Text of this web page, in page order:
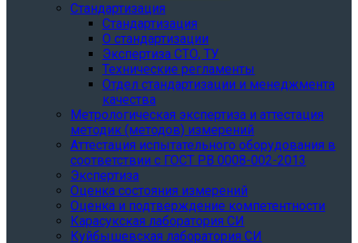
Стандартизация
Стандартизация
О стандартизации
Экспертиза СТО, ТУ
Технические регламенты
Отдел стандартизации и менеджмента
качества
Метрологическая экспертиза и аттестация
методик (методов) измерений
Аттестация испытательного оборудования в
соответствии с ГОСТ РВ 0008-002-2013
Экспертиза
Оценка состояния измерений
Оценка и подтверждение компетентности
Карасукская лаборатория СИ
Куйбышевская лаборатория СИ